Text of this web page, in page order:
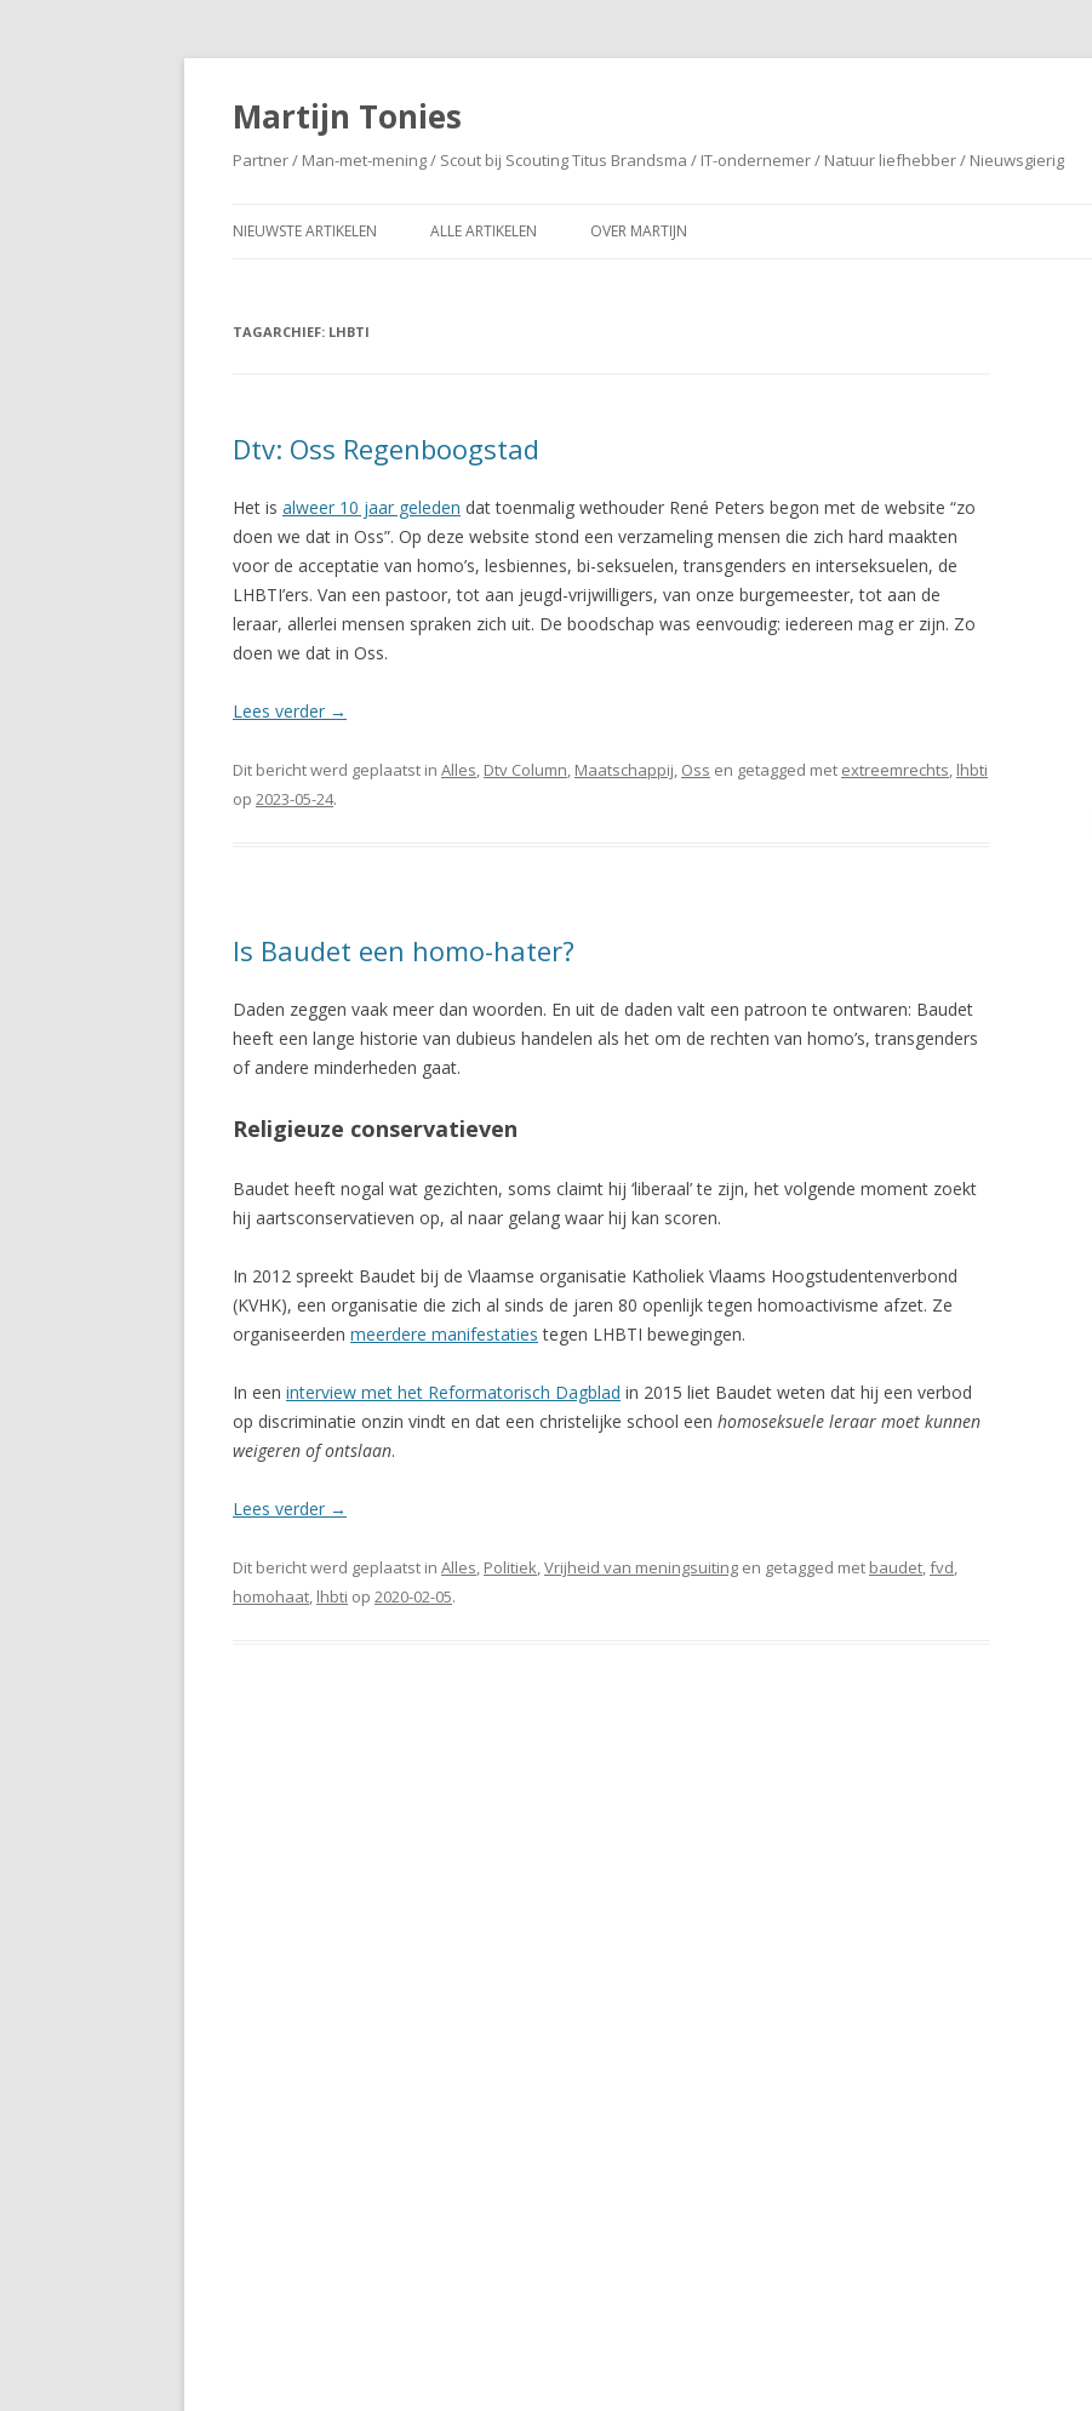
Martijn Tonies
Partner / Man-met-mening / Scout bij Scouting Titus Brandsma / IT-ondernemer / Natuur liefhebber / Nieuwsgierig
NIEUWSTE ARTIKELEN ALLE ARTIKELEN OVER MARTIJN
TAGARCHIEF: LHBTI
Dtv: Oss Regenboogstad
Het is alweer 10 jaar geleden dat toenmalig wethouder René Peters begon met de website “zo
doen we dat in Oss”. Op deze website stond een verzameling mensen die zich hard maakten
voor de acceptatie van homo’s, lesbiennes, bi-seksuelen, transgenders en interseksuelen, de
LHBTI’ers. Van een pastoor, tot aan jeugd-vrijwilligers, van onze burgemeester, tot aan de
leraar, allerlei mensen spraken zich uit. De boodschap was eenvoudig: iedereen mag er zijn. Zo
doen we dat in Oss.
Lees verder →
Dit bericht werd geplaatst in Alles, Dtv Column, Maatschappij, Oss en getagged met extreemrechts, lhbti
op 2023-05-24.
Is Baudet een homo-hater?
Daden zeggen vaak meer dan woorden. En uit de daden valt een patroon te ontwaren: Baudet
heeft een lange historie van dubieus handelen als het om de rechten van homo’s, transgenders
of andere minderheden gaat.
Religieuze conservatieven
Baudet heeft nogal wat gezichten, soms claimt hij ‘liberaal’ te zijn, het volgende moment zoekt
hij aartsconservatieven op, al naar gelang waar hij kan scoren.
In 2012 spreekt Baudet bij de Vlaamse organisatie Katholiek Vlaams Hoogstudentenverbond
(KVHK), een organisatie die zich al sinds de jaren 80 openlijk tegen homoactivisme afzet. Ze
organiseerden meerdere manifestaties tegen LHBTI bewegingen.
In een interview met het Reformatorisch Dagblad in 2015 liet Baudet weten dat hij een verbod
op discriminatie onzin vindt en dat een christelijke school een homoseksuele leraar moet kunnen
weigeren of ontslaan.
Lees verder →
Dit bericht werd geplaatst in Alles, Politiek,Vrijheid van meningsuiting en getagged met baudet,fvd,
homohaat, lhbti op 2020-02-05.